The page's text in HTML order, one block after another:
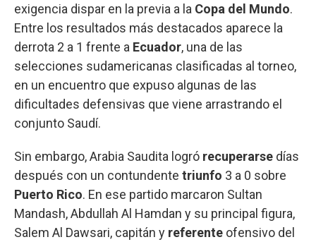
exigencia dispar en la previa a la Copa del Mundo.
Entre los resultados más destacados aparece la
derrota 2 a 1 frente a Ecuador, una de las
selecciones sudamericanas clasificadas al torneo,
en un encuentro que expuso algunas de las
dificultades defensivas que viene arrastrando el
conjunto Saudí.
Sin embargo, Arabia Saudita logró recuperarse días
después con un contundente triunfo 3 a 0 sobre
Puerto Rico. En ese partido marcaron Sultan
Mandash, Abdullah Al Hamdan y su principal figura,
Salem Al Dawsari, capitán y referente ofensivo del